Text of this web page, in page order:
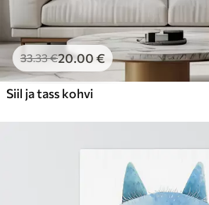
33.33€20.00 €
Siil ja tass kohvi